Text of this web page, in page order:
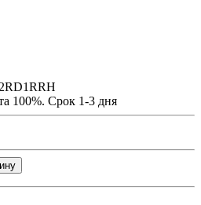
100%. Срок 1-3 дня